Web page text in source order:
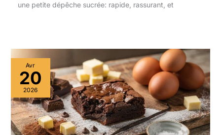
une petite dépêche sucrée: rapide, rassurant, et
Avr
20
2026